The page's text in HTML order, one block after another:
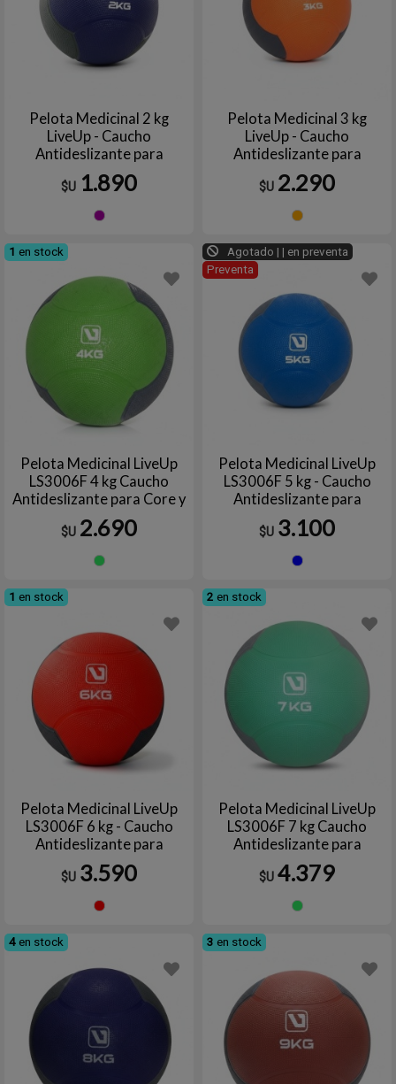
Pelota Medicinal 2 kg
LiveUp - Caucho
Antideslizante para
Entrenamiento de Core
$U 1.890
Pelota Medicinal 3 kg
LiveUp - Caucho
Antideslizante para
Entrenamiento de Core
$U 2.290
1 en stock
Pelota Medicinal LiveUp
LS3006F 4 kg Caucho
Antideslizante para Core y
Fuerza
$U 2.690
Agotado | | en preventa
Preventa
Pelota Medicinal LiveUp
LS3006F 5 kg - Caucho
Antideslizante para
Entrenamiento de Fuerza y
Core
$U 3.100
1 en stock
Pelota Medicinal LiveUp
LS3006F 6 kg - Caucho
Antideslizante para
Entrenamiento de Core y
Fuerza
$U 3.590
2 en stock
Pelota Medicinal LiveUp
LS3006F 7 kg Caucho
Antideslizante para
Entrenamiento de Fuerza y
Core
$U 4.379
4 en stock 3 en stock